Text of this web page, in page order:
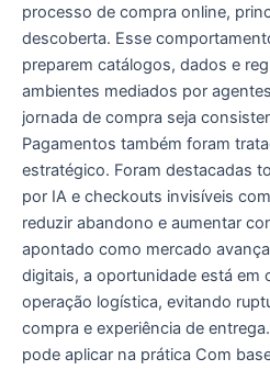
processo de compra online,
descoberta. Esse
preparem catálogos, dados e
ambientes mediados por
jornada de compra seja
Pagamentos também foram
estratégico. Foram destacadas
por IA e checkouts invisíveis
reduzir abandono e aumentar
apontado como mercado
digitais, a oportunidade está em
operação logística, evitando
compra e experiência de
pode aplicar na prática Com